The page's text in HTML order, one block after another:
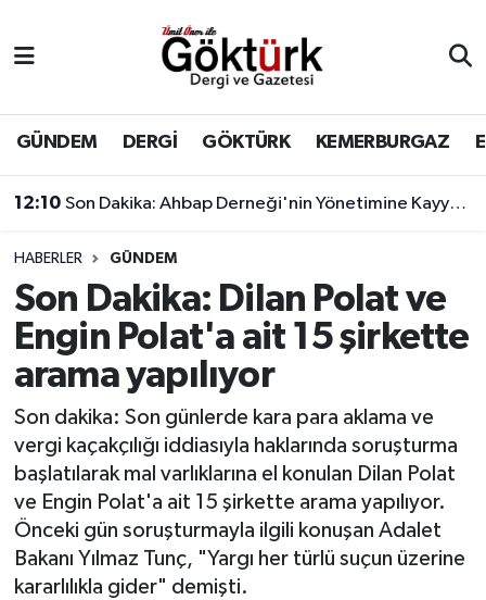
GÜNDEM DERGİ GÖKTÜRK KEMERBURGAZ
12:10 Son Dakika: Ahbap Derneği'nin Yönetimine Kayyum Atandı
HABERLER GÜNDEM
Son Dakika: Dilan Polat ve
Engin Polat'a ait 15 şirkette
arama yapılıyor
Son dakika: Son günlerde kara para aklama ve
vergi kaçakçılığı iddiasıyla haklarında soruşturma
başlatılarak mal varlıklarına el konulan Dilan Polat
ve Engin Polat'a ait 15 şirkette arama yapılıyor.
Önceki gün soruşturmayla ilgili konuşan Adalet
Bakanı Yılmaz Tunç, "Yargı her türlü suçun üzerine
kararlılıkla gider" demişti.
BİLİM
DERGİ
DÜNYA
EĞİTİM
EKONOMİ
GÖKTÜRK
GÜNDEM
KEMERBURGAZ
KÜLTÜR - SANAT
Eyüpsultan Hava Durumu
Eyüpsultan Trafik Yoğunluk Haritası
Süper Lig Puan Durumu ve Fikstür
Tüm Manşetler
Son Dakika Haberleri
Haber Arşivi